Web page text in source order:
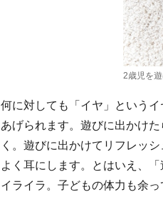
2歳児を
何に対しても「イヤ」という
あげられます。遊びに出かけ
く。遊びに出かけてリフレッ
よく耳にします。とはいえ、
イライラ。子どもの体力も余